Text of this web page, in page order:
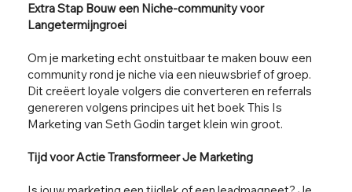
Extra Stap Bouw een Niche-community voor
Langetermijngroei
Om je marketing echt onstuitbaar te maken bouw een
community rond je niche via een nieuwsbrief of groep.
Dit creëert loyale volgers die converteren en referrals
genereren volgens principes uit het boek This Is
Marketing van Seth Godin target klein win groot.
Tijd voor Actie Transformeer Je Marketing